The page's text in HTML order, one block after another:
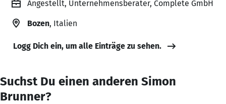
Angestellt, Unternehmensberater, Complete GmbH
Bozen, Italien
Logg Dich ein, um alle Einträge zu sehen.
Suchst Du einen anderen Simon
Brunner?